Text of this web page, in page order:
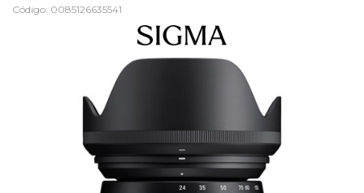
Código: 0085126635541